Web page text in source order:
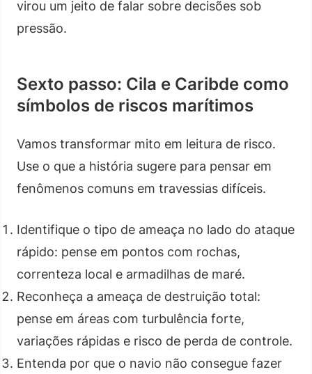
virou um jeito de falar sobre decisões sob
pressão.
Sexto passo: Cila e Caribde como
símbolos de riscos marítimos
Vamos transformar mito em leitura de risco.
Use o que a história sugere para pensar em
fenômenos comuns em travessias difíceis.
Identifique o tipo de ameaça no lado do ataque
rápido: pense em pontos com rochas,
correnteza local e armadilhas de maré.
Reconheça a ameaça de destruição total:
pense em áreas com turbulência forte,
variações rápidas e risco de perda de controle.
Entenda por que o navio não consegue fazer